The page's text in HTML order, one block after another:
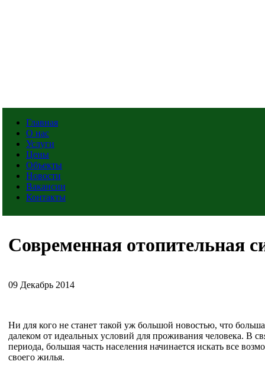
Главная
О нас
Услуги
Цены
Объекты
Новости
Вакансии
Контакты
Современная отопительная
09 Декабрь 2014
Ни для кого не станет такой уж большой новостью, что
далеком от идеальных условий для проживания человека. В
периода, большая часть населения начинается искать все
своего жилья.